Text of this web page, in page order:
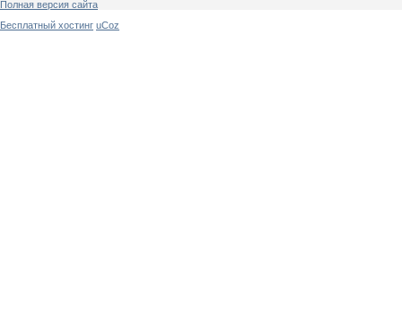
Полная версия сайта
Бесплатный хостинг uCoz